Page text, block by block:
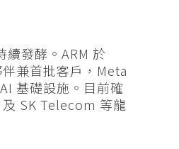
續發酵。ARM 於
兼首批客戶，Meta
基礎設施。目前確
SK Telecom 等龍